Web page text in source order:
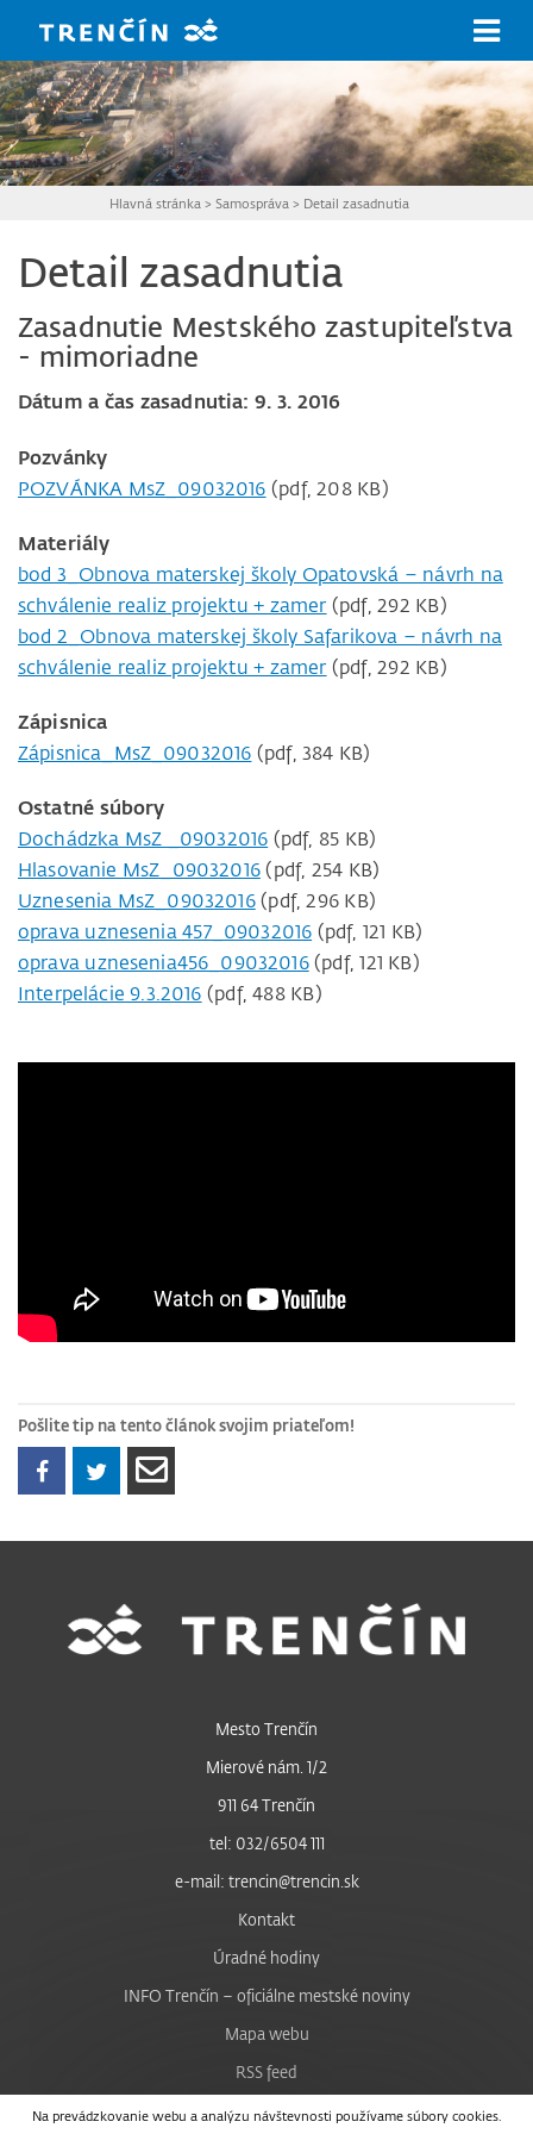
Hlavná stránka >Samospráva > Detail zasadnutia
Detail zasadnutia
Zasadnutie Mestského zastupiteľstva
- mimoriadne
Dátum a čas zasadnutia: 9. 3. 2016
Pozvánky
POZVÁNKA MsZ_09032016 (pdf, 208 KB)
Materiály
bod 3_Obnova materskej školy Opatovská – návrh na
schválenie realiz projektu + zamer (pdf, 292 KB)
bod 2_Obnova materskej školy Safarikova – návrh na
schválenie realiz projektu + zamer (pdf, 292 KB)
Zápisnica
Zápisnica_MsZ_09032016 (pdf, 384 KB)
Ostatné súbory
Dochádzka MsZ _09032016 (pdf, 85 KB)
Hlasovanie MsZ_09032016(pdf, 254 KB)
Uznesenia MsZ_09032016(pdf, 296 KB)
oprava uznesenia 457_09032016 (pdf, 121 KB)
oprava uznesenia456_09032016(pdf, 121 KB)
Interpelácie 9.3.2016 (pdf, 488 KB)
Pošlite tip na tento článok svojim priateľom!
Na prevádzkovanie webu a analýzu návštevnosti používame súbory cookies.
Mesto Trenčín
Mierové nám. 1/2
911 64 Trenčín
tel: 032/6504 111
e-mail: trencin@trencin.sk
Kontakt
Úradné hodiny
INFO Trenčín – oficiálne mestské noviny
Mapa webu
RSS feed
Nastavenie cookies